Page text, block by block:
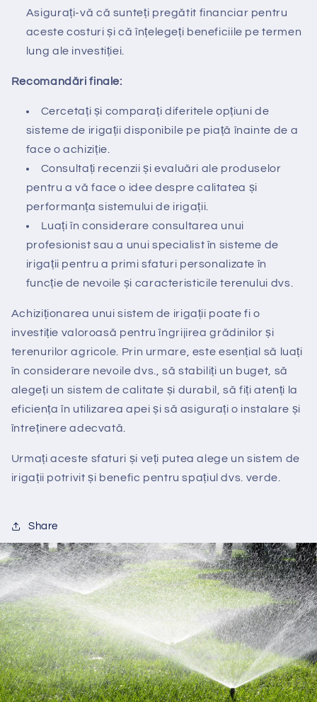
Asigurați-vă că sunteți pregătit financiar pentru
aceste costuri și că înțelegeți beneficiile pe termen
lung ale investiției.
Recomandări finale:
Cercetați și comparați diferitele opțiuni de
sisteme de irigații disponibile pe piață înainte de a
face o achiziție.
Consultați recenzii și evaluări ale produselor
pentru a vă face o idee despre calitatea și
performanța sistemului de irigații.
Luați în considerare consultarea unui
profesionist sau a unui specialist în sisteme de
irigații pentru a primi sfaturi personalizate în
funcție de nevoile și caracteristicile terenului dvs.
Achiziționarea unui sistem de irigații poate fi o
investiție valoroasă pentru îngrijirea grădinilor și
terenurilor agricole. Prin urmare, este esențial să luați
în considerare nevoile dvs., să stabiliți un buget, să
alegeți un sistem de calitate și durabil, să fiți atenți la
eficiența în utilizarea apei și să asigurați o instalare și
întreținere adecvată.
Urmați aceste sfaturi și veți putea alege un sistem de
irigații potrivit și benefic pentru spațiul dvs. verde.
Share